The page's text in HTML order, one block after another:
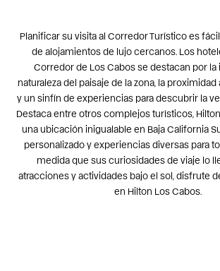
Planificar su visita al Corredor Turístico es
de alojamientos de lujo cercanos. Los
Corredor de Los Cabos se destacan por
naturaleza del paisaje de la zona, la proximidad
y un sinfín de experiencias para descubrir la
Destaca entre otros complejos turísticos,
una ubicación inigualable en Baja California
personalizado y experiencias diversas para
medida que sus curiosidades de viaje lo
atracciones y actividades bajo el sol, disfrute
en Hilton Los Cabos.